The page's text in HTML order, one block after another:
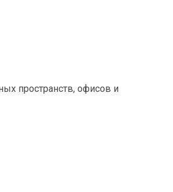
пространств, офисов и